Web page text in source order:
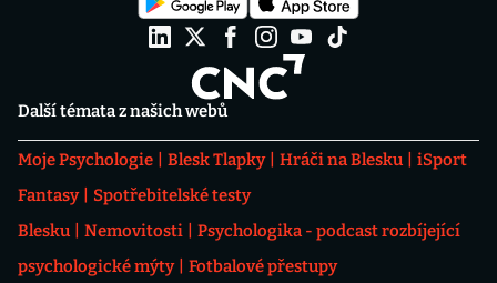
Další témata z našich webů
Moje Psychologie Blesk Tlapky Hráči na Blesku
iSport
Fantasy
Spotřebitelské testy
Blesku
Nemovitosti
Psychologika - podcast rozbíjející
psychologické mýty
Fotbalové přestupy